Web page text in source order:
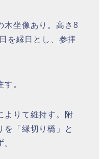
木坐像あり。高さ8
を縁日とし、参拝
。
よりて維持す。附
を「縁切り橋」と